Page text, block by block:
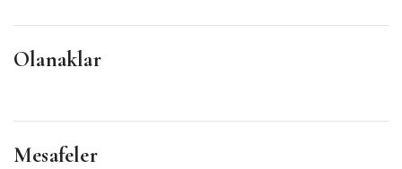
Olanaklar
Mesafeler